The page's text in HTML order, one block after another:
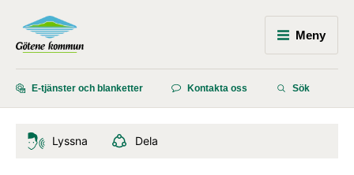
Meny
E-tjänster och blanketter Kontakta oss Sök
Lyssna Dela